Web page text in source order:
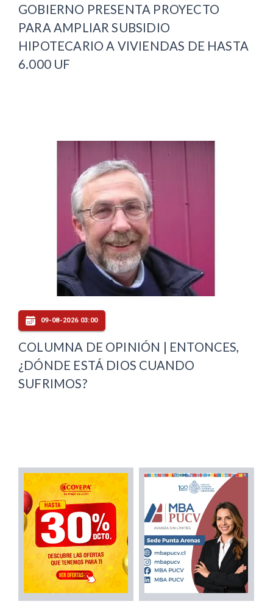
GOBIERNO PRESENTA PROYECTO
PARA AMPLIAR SUBSIDIO
HIPOTECARIO A VIVIENDAS DE HASTA
6.000 UF
09-08-2026 03:00
COLUMNA DE OPINIÓN | ENTONCES,
¿DÓNDE ESTÁ DIOS CUANDO
SUFRIMOS?